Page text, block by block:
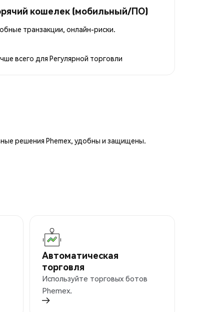
кошелек (мобильный/ПО)
транзакции, онлайн-риски.
всего для Регулярной торговли
решения Phemex, удобны и защищены.
Автоматическая
торговля
Используйте торговых ботов
Phemex.